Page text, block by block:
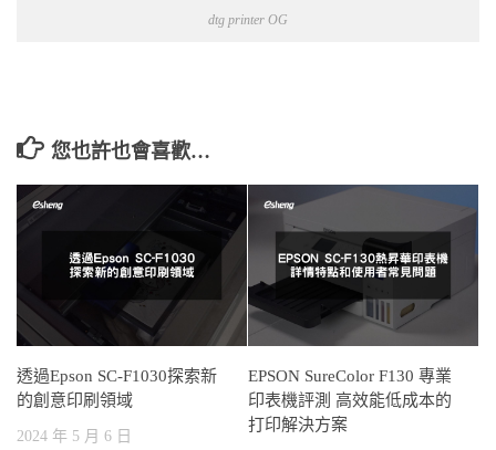
dtg printer OG
您也許也會喜歡…
透過Epson SC-F1030探索新
的創意印刷領域
2024 年 5 月 6 日
EPSON SureColor F130 專業
印表機評測 高效能低成本的
打印解決方案